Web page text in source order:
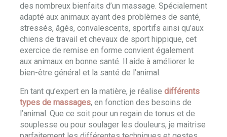
des nombreux bienfaits d’un massage. Spécialement
adapté aux animaux ayant des problèmes de santé,
stressés, âgés, convalescents, sportifs ainsi qu’aux
chiens de travail et chevaux de sport hippique, cet
exercice de remise en forme convient également
aux animaux en bonne santé. Il aide à améliorer le
bien-être général et la santé de l’animal.
En tant qu’expert en la matière, je réalise différents
types de massages, en fonction des besoins de
l’animal. Que ce soit pour un regain de tonus et de
souplesse ou pour soulager les douleurs, je maitrise